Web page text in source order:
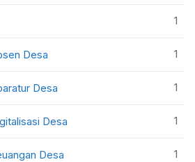
1
Desa 1
Desa 1
Desa 1
Desa 1